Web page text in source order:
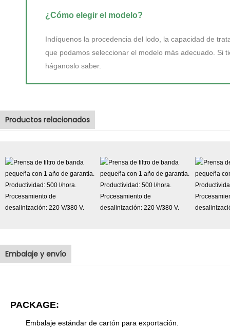
¿Cómo elegir el modelo?
Indíquenos la procedencia del lodo, la capacidad de
que podamos seleccionar el modelo más adecuado. Si
háganoslo saber.
Productos relacionados
Embalaje y envío
PACKAGE:
Embalaje estándar de cartón para exportación.